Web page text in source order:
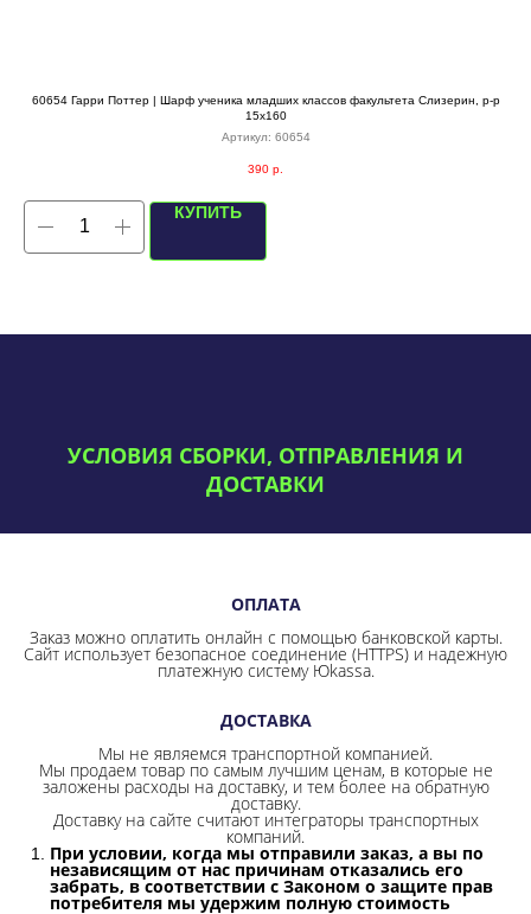
60654 Гарри Поттер | Шарф ученика младших классов факультета Слизерин, р-р
15х160
Артикул: 60654
390 р.
КУПИТЬ
УСЛОВИЯ СБОРКИ, ОТПРАВЛЕНИЯ И
ДОСТАВКИ
ОПЛАТА
Заказ можно оплатить онлайн с помощью банковской карты.
Сайт использует безопасное соединение (HTTPS) и надежную
платежную систему Юkassa.
ДОСТАВКА
Мы не являемся транспортной компанией.
Мы продаем товар по самым лучшим ценам, в которые не
заложены расходы на доставку, и тем более на обратную
доставку.
Доставку на сайте считают интеграторы транспортных
компаний.
При условии, когда мы отправили заказ, а вы по
независящим от нас причинам отказались его
забрать, в соответствии с Законом о защите прав
потребителя мы удержим полную стоимость